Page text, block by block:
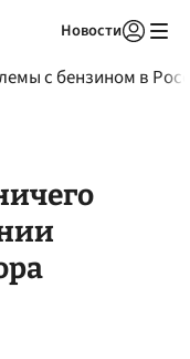
Новости
с бензином в